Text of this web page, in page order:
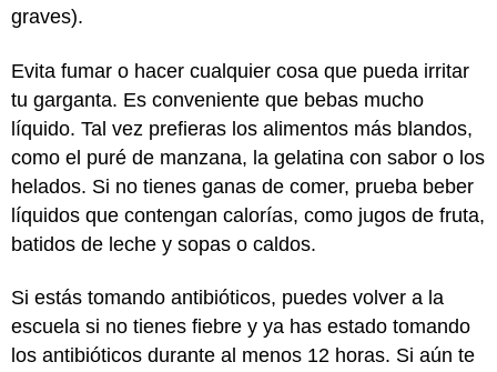
graves).
Evita fumar o hacer cualquier cosa que pueda irritar
tu garganta. Es conveniente que bebas mucho
líquido. Tal vez prefieras los alimentos más blandos,
como el puré de manzana, la gelatina con sabor o los
helados. Si no tienes ganas de comer, prueba beber
líquidos que contengan calorías, como jugos de fruta,
batidos de leche y sopas o caldos.
Si estás tomando antibióticos, puedes volver a la
escuela si no tienes fiebre y ya has estado tomando
los antibióticos durante al menos 12 horas. Si aún te